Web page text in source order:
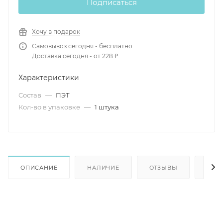
Подписаться
Хочу в подарок
Самовывоз сегодня - бесплатно
Доставка сегодня - от 228 ₽
Характеристики
Состав — ПЭТ
Кол-во в упаковке — 1 штука
ОПИСАНИЕ НАЛИЧИЕ ОТЗЫВЫ